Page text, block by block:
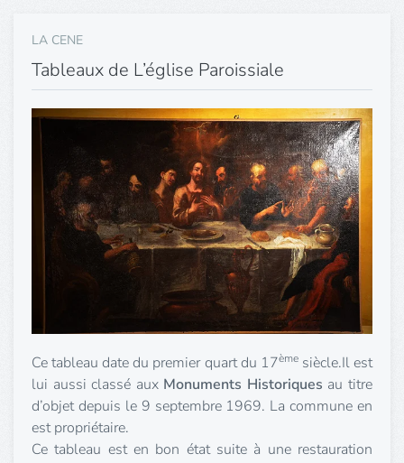
LA CENE
Tableaux de L’église Paroissiale
Ce tableau date du premier quart du 17èmesiècle.Il est
lui aussi classé aux Monuments Historiques au titre
d’objet depuis le 9 septembre 1969. La commune en
est propriétaire.
Ce tableau est en bon état suite à une restauration